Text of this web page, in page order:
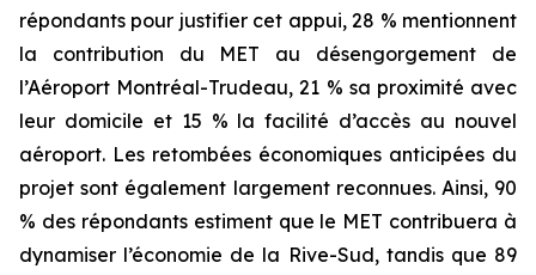
répondants pour justifier cet appui, 28 % mentionnent
la contribution du MET au désengorgement de
l’Aéroport Montréal-Trudeau, 21 % sa proximité avec
leur domicile et 15 % la facilité d’accès au nouvel
aéroport. Les retombées économiques anticipées du
projet sont également largement reconnues. Ainsi, 90
% des répondants estiment que le MET contribuera à
dynamiser l’économie de la Rive-Sud, tandis que 89